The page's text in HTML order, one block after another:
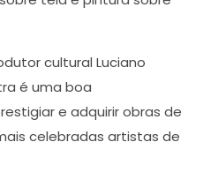
cultural Luciano
é uma boa
e adquirir obras de
celebradas artistas de